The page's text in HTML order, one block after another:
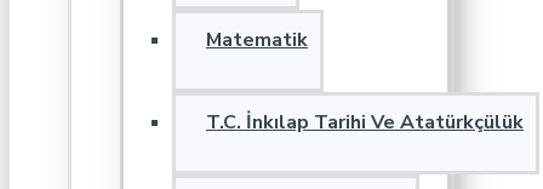
Matematik
T.C. İnkılap Tarihi Ve Atatürkçülük